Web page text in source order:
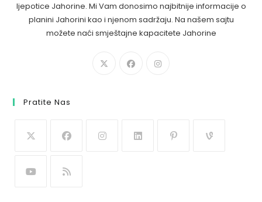
ljepotice Jahorine. Mi Vam donosimo najbitnije informacije o
planini Jahorini kao i njenom sadržaju. Na našem sajtu
možete naći smještajne kapacitete Jahorine
Pratite Nas